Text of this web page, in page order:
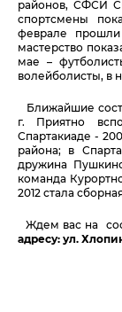
районов, СФСИ
спортсмены
феврале
мастерство
мае –
волейболисты, в
Ближайшие
г. Приятно
Спартакиаде -
района; в
дружина
команда
2012 стала
Ждем вас на
адресу: ул.